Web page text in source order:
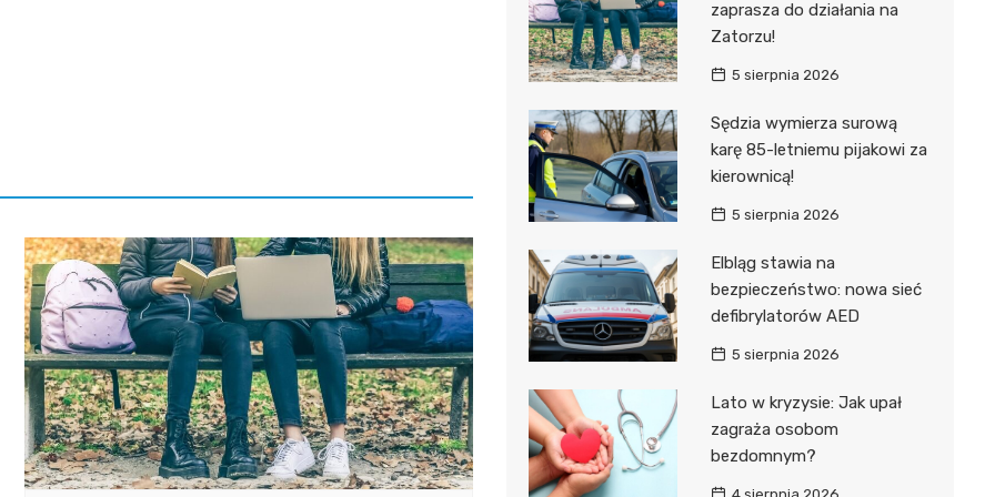
zaprasza do działania na
Zatorzu!
5 sierpnia 2026
Sędzia wymierza surową
karę 85-letniemu pijakowi za
kierownicą!
5 sierpnia 2026
Elbląg stawia na
bezpieczeństwo: nowa sieć
defibrylatorów AED
5 sierpnia 2026
Lato w kryzysie: Jak upał
zagraża osobom
bezdomnym?